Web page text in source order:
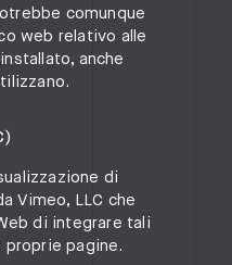
comunque
web relativo alle
anche
di
Vimeo, LLC che
di integrare tali
proprie pagine.